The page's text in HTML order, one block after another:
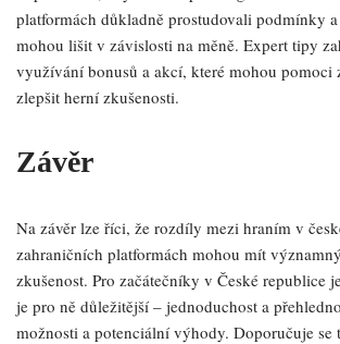
platformách důkladně prostudovali podmínky
mohou lišit v závislosti na měně. Expert tipy
využívání bonusů a akcí, které mohou pomoci
zlepšit herní zkušenosti.
Závěr
Na závěr lze říci, že rozdíly mezi hraním v
zahraničních platformách mohou mít
zkušenost. Pro začátečníky v České republice
je pro ně důležitější – jednoduchost a
možnosti a potenciální výhody. Doporučuje se